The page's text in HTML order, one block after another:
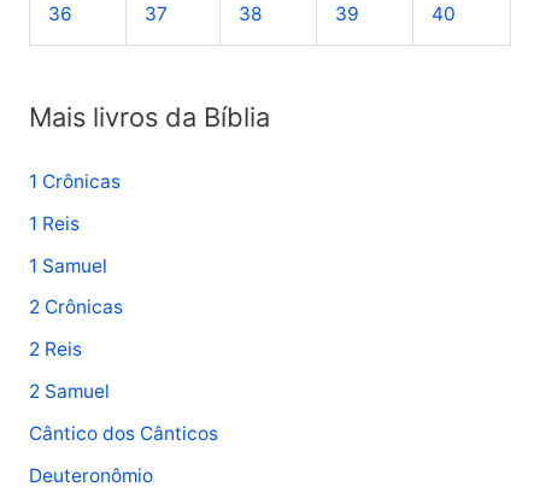
36 37 38 39 40
Mais livros da Bíblia
1 Crônicas
1 Reis
1 Samuel
2 Crônicas
2 Reis
2 Samuel
Cântico dos Cânticos
Deuteronômio